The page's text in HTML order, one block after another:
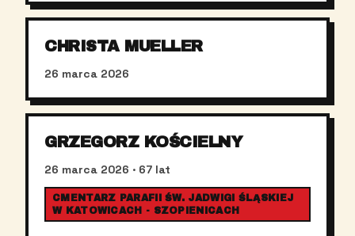
CHRISTA MUELLER
26 marca 2026
GRZEGORZ KOŚCIELNY
26 marca 2026 · 67 lat
CMENTARZ PARAFII ŚW. JADWIGI ŚLĄSKIEJ
W KATOWICACH - SZOPIENICACH